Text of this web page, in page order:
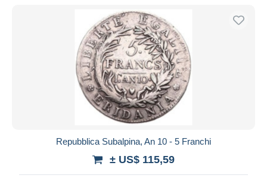
Gratis levering
Betaalmiddelen
PayPal
Bankoverschrijving
Mastercard
iDeal
Maestro
Repubblica Subalpina, An 10 - 5 Franchi
± US$ 115,59